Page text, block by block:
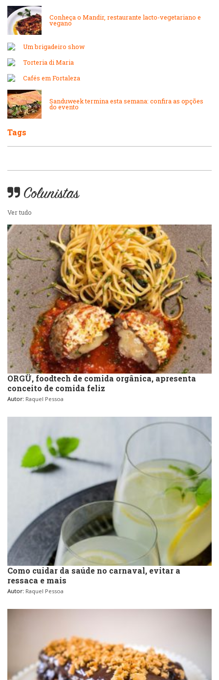
Self-service
Sobremesas e sorvetes
Lanchonetes
Padarias e Confeitarias
Peixes e Frutos do Mar
Sobremesas e sorvetes
Variados
Conheça o Mandir, restaurante lacto-vegetariano e
vegano
Um brigadeiro show
Torteria di Maria
Cafés em Fortaleza
Sanduweek termina esta semana: confira as opções
do evento
Tags
Colunistas
Ver tudo
ORGÜ, foodtech de comida orgânica, apresenta
conceito de comida feliz
Autor: Raquel Pessoa
Como cuidar da saúde no carnaval, evitar a
ressaca e mais
Autor: Raquel Pessoa